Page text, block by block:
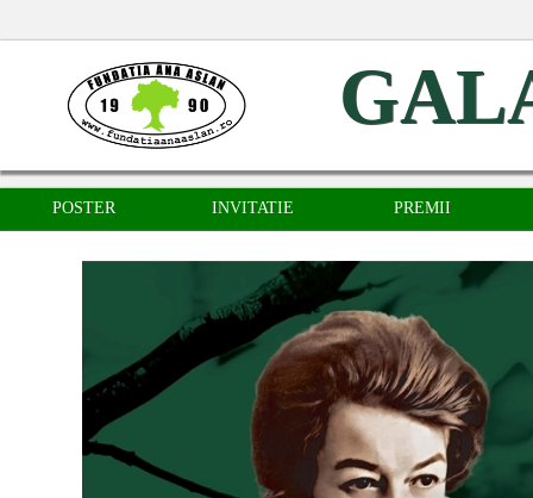
POSTER INVITATIE PREMII